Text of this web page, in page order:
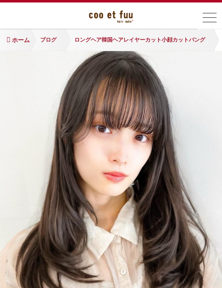
ホーム ブログ ロングヘア韓国ヘアレイヤーカット小顔カットバング